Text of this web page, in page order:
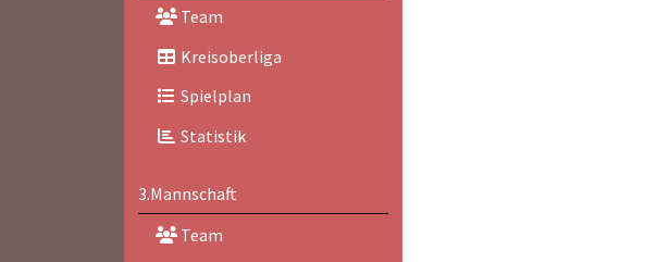
Team
Kreisoberliga
Spielplan
Statistik
3.Mannschaft
Team